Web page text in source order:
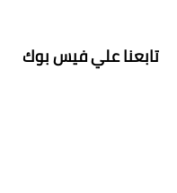
تابعنا علي فيس بوك